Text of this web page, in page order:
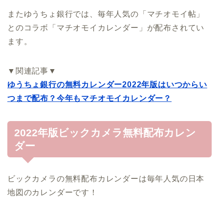
またゆうちょ銀行では、毎年人気の「マチオモイ帖」
とのコラボ「マチオモイカレンダー」が配布されてい
ます。
▼関連記事▼
ゆうちょ銀行の無料カレンダー2022年版はいつからい
つまで配布？今年もマチオモイカレンダー？
2022年版ビックカメラ無料配布カレン
ダー
ビックカメラの無料配布カレンダーは毎年人気の日本
地図のカレンダーです！